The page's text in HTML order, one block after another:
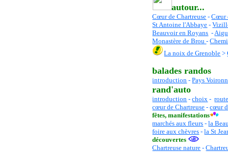
autour...
Cœur de Chartreuse -Cœur
St Antoine l'Abbaye -
Beauvoir en Royans -
Monastère de Brou-
La noix de Grenoble >
balades randos
introduction -Pays
rand'auto
introduction -choix -
cœur de Chartreuse -cœur
fêtes, manifestations
marchés aux fleurs -la
foire aux chèvres -la St
découvertes
Chartreuse nature -